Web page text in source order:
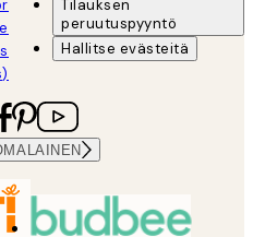
Tilauksen
peruutuspyyntö
Hallitse evästeitä